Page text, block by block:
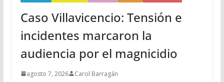
Caso Villavicencio: Tensión e
incidentes marcaron la
audiencia por el magnicidio
agosto 7, 2026 Carol Barragán